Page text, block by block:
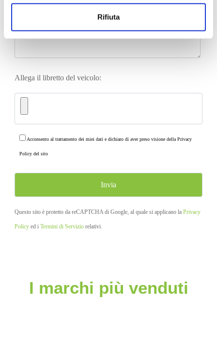
Rifiuta
Allega il libretto del veicolo:
Acconsento al trattamento dei miei dati e dichiaro di aver preso visione della Privacy
Policy del sito
Questo sito è protetto da reCAPTCHA di Google, al quale si applicano la Privacy
Policy ed i Termini di Servizio relativi.
I marchi più venduti